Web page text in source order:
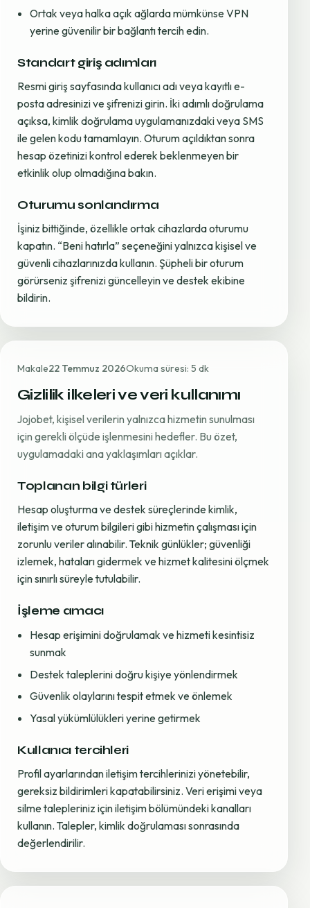
Ortak veya halka açık ağlarda mümkünse VPN
yerine güvenilir bir bağlantı tercih edin.
Standart giriş adımları
Resmi giriş sayfasında kullanıcı adı veya kayıtlı e-
posta adresinizi ve şifrenizi girin. İki adımlı doğrulama
açıksa, kimlik doğrulama uygulamanızdaki veya SMS
ile gelen kodu tamamlayın. Oturum açıldıktan sonra
hesap özetinizi kontrol ederek beklenmeyen bir
etkinlik olup olmadığına bakın.
Oturumu sonlandırma
İşiniz bittiğinde, özellikle ortak cihazlarda oturumu
kapatın. “Beni hatırla” seçeneğini yalnızca kişisel ve
güvenli cihazlarınızda kullanın. Şüpheli bir oturum
görürseniz şifrenizi güncelleyin ve destek ekibine
bildirin.
Makale22 Temmuz 2026Okuma süresi: 5 dk
Gizlilik ilkeleri ve veri kullanımı
Jojobet, kişisel verilerin yalnızca hizmetin sunulması
için gerekli ölçüde işlenmesini hedefler. Bu özet,
uygulamadaki ana yaklaşımları açıklar.
Toplanan bilgi türleri
Hesap oluşturma ve destek süreçlerinde kimlik,
iletişim ve oturum bilgileri gibi hizmetin çalışması için
zorunlu veriler alınabilir. Teknik günlükler; güvenliği
izlemek, hataları gidermek ve hizmet kalitesini ölçmek
için sınırlı süreyle tutulabilir.
İşleme amacı
Hesap erişimini doğrulamak ve hizmeti kesintisiz
sunmak
Destek taleplerini doğru kişiye yönlendirmek
Güvenlik olaylarını tespit etmek ve önlemek
Yasal yükümlülükleri yerine getirmek
Kullanıcı tercihleri
Profil ayarlarından iletişim tercihlerinizi yönetebilir,
gereksiz bildirimleri kapatabilirsiniz. Veri erişimi veya
silme talepleriniz için iletişim bölümündeki kanalları
kullanın. Talepler, kimlik doğrulaması sonrasında
değerlendirilir.